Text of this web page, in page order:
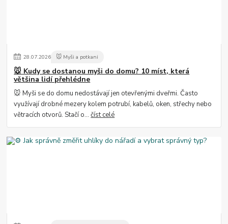
28.07.2026 🐭 Myši a potkani
🐭 Kudy se dostanou myši do domu? 10 míst, která
většina lidí přehlédne
🐭 Myši se do domu nedostávají jen otevřenými dveřmi. Často
využívají drobné mezery kolem potrubí, kabelů, oken, střechy nebo
větracích otvorů. Stačí o...číst celé